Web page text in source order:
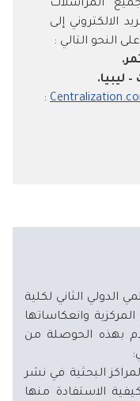
المراسلات
الالكتروني إلى
النحو التالي :
ليبيا.
:
الدولي الثاني لكلية
وانعكاساتها
بهذه الحوصلة من
البحثية في نشر
الاستفادة منها